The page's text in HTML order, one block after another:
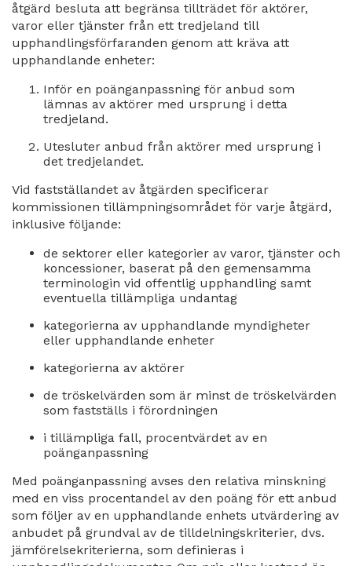
åtgärd besluta att begränsa tillträdet för aktörer,
varor eller tjänster från ett tredjeland till
upphandlingsförfaranden genom att kräva att
upphandlande enheter:
Inför en poänganpassning för anbud som
lämnas av aktörer med ursprung i detta
tredjeland.
Utesluter anbud från aktörer med ursprung i
det tredjelandet.
Vid fastställandet av åtgärden specificerar
kommissionen tillämpningsområdet för varje åtgärd,
inklusive följande:
de sektorer eller kategorier av varor, tjänster och
koncessioner, baserat på den gemensamma
terminologin vid offentlig upphandling samt
eventuella tillämpliga undantag
kategorierna av upphandlande myndigheter
eller upphandlande enheter
kategorierna av aktörer
de tröskelvärden som är minst de tröskelvärden
som fastställs i förordningen
i tillämpliga fall, procentvärdet av en
poänganpassning
Med poänganpassning avses den relativa minskning
med en viss procentandel av den poäng för ett anbud
som följer av en upphandlande enhets utvärdering av
anbudet på grundval av de tilldelningskriterier, dvs.
jämförelsekriterierna, som definieras i